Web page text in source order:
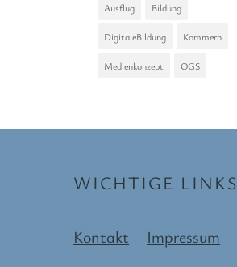
Ausflug Bildung
DigitaleBildung Kommern
Medienkonzept OGS
WICHTIGE LINKS
Kontakt
Impressum